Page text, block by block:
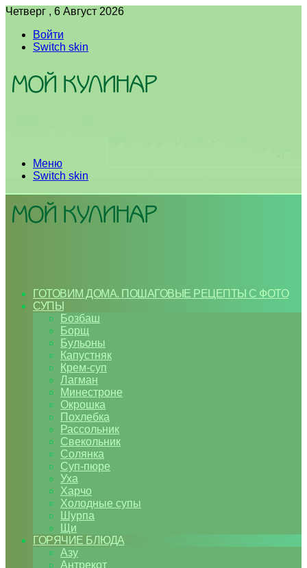
Четверг , 6 Август 2026
Войти
Switch skin
Меню
Switch skin
ГОТОВИМ ДОМА. ПОШАГОВЫЕ РЕЦЕПТЫ С ФОТО
СУПЫ
Бозбаш
Борщ
Бульоны
Капустняк
Крем-суп
Лагман
Минестроне
Окрошка
Похлебка
Рассольник
Свекольник
Солянка
Суп-пюре
Уха
Харчо
Холодные супы
Шурпа
Щи
ГОРЯЧИЕ БЛЮДА
Азу
Антрекот